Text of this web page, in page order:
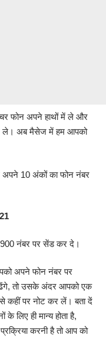
फोन अपने हाथों में ले और
ले। अब मैसेज में हम आपको
10 अंकों का फोन नंबर
नंबर पर सेंड कर दे।
अपने फोन नंबर पर
तो उसके अंदर आपको एक
कहीं पर नोट कर लें। बता दें
के लिए ही मान्य होता है,
करनी है तो आप को